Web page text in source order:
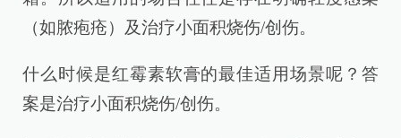
（如脓疱疮）及治疗小面积烧伤/创伤。
什么时候是红霉素软膏的最佳适用场景呢？答
案是治疗小面积烧伤/创伤。